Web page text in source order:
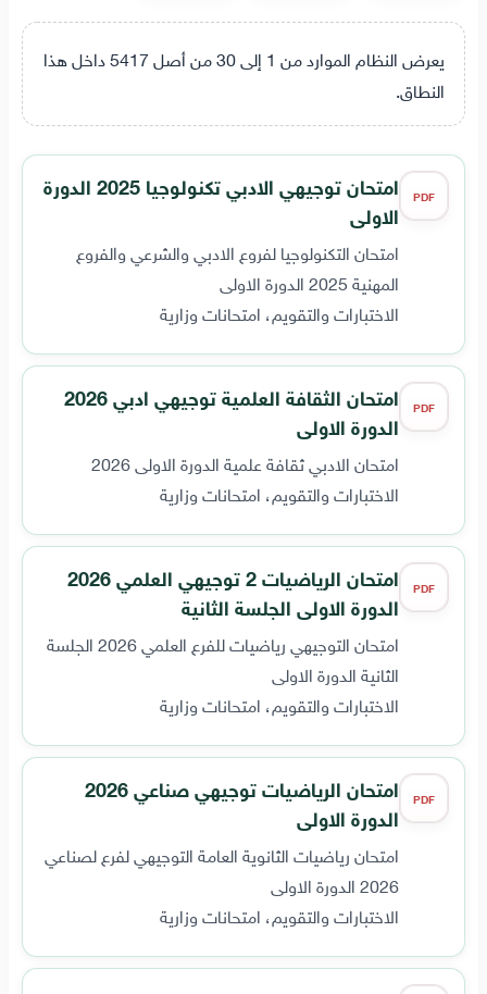
يعرض النظام الموارد من 1 إلى 30 من أصل 5417 داخل هذا
النطاق.
PDF
امتحان توجيهي الادبي تكنولوجيا 2025 الدورة
الاولى
امتحان التكنولوجيا لفروع الادبي والشرعي والفروع
المهنية 2025 الدورة الاولى
الاختبارات والتقويم، امتحانات وزارية
PDF
امتحان الثقافة العلمية توجيهي ادبي 2026
الدورة الاولى
امتحان الادبي ثقافة علمية الدورة الاولى 2026
الاختبارات والتقويم، امتحانات وزارية
PDF
امتحان الرياضيات 2 توجيهي العلمي 2026
الدورة الاولى الجلسة الثانية
امتحان التوجيهي رياضيات للفرع العلمي 2026 الجلسة
الثانية الدورة الاولى
الاختبارات والتقويم، امتحانات وزارية
PDF
امتحان الرياضيات توجيهي صناعي 2026
الدورة الاولى
امتحان رياضيات الثانوية العامة التوجيهي لفرع لصناعي
2026 الدورة الاولى
الاختبارات والتقويم، امتحانات وزارية